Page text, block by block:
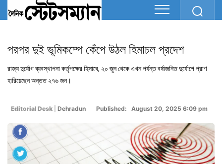
পরপর দুই ভূমিকম্পে কেঁপে উঠল হিমাচল প্রদেশ
রাজ্য দুর্যোগ ব্যবস্থাপনা কর্তৃপক্ষের হিসাবে, ২০ জুন থেকে এখন পর্যন্ত বর্ষাজনিত দুর্যোগে প্রাণ
হারিয়েছেন অন্তত ২৭৬ জন।
Editorial Desk Dehradun Published: August 20, 2025 6:09 pm